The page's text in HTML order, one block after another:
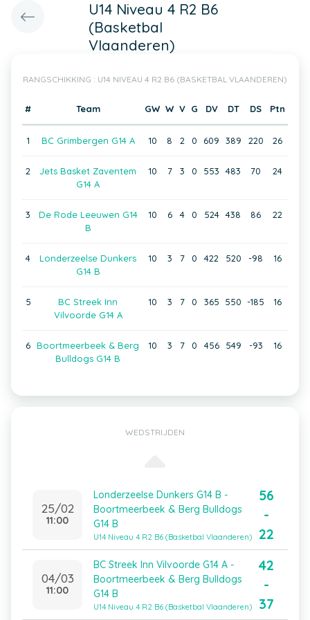
U14 Niveau 4 R2 B6
(Basketbal
Vlaanderen)
RANGSCHIKKING : U14 NIVEAU 4 R2 B6 (BASKETBAL VLAANDEREN)
# Team GW W V G DV DT DS Ptn
1 BC Grimbergen G14 A 10 8 2 0 609 389 220 26
2
Jets Basket Zaventem
G14 A
10 7 3 0 553 483 70 24
3
De Rode Leeuwen G14
B
10 6 4 0 524 438 86 22
4
Londerzeelse Dunkers
G14 B
10 3 7 0 422 520 -98 16
5
BC Streek Inn
Vilvoorde G14 A
10 3 7 0 365 550 -185 16
6 Boortmeerbeek & Berg
Bulldogs G14 B
10 3 7 0 456 549 -93 16
WEDSTRIJDEN
25/02
11:00
Londerzeelse Dunkers G14 B -
Boortmeerbeek & Berg Bulldogs
G14 B
U14 Niveau 4 R2 B6 (Basketbal Vlaanderen)
56
-
22
04/03
11:00
BC Streek Inn Vilvoorde G14 A -
Boortmeerbeek & Berg Bulldogs
G14 B
U14 Niveau 4 R2 B6 (Basketbal Vlaanderen)
42
-
37